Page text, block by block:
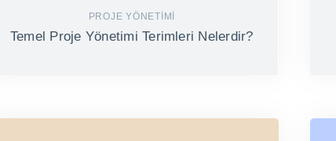
PROJE YÖNETIMI
Temel Proje Yönetimi Terimleri Nelerdir?